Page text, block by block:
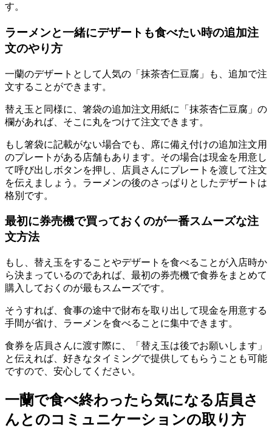
す。
ラーメンと一緒にデザートも食べたい時の追加注
文のやり方
一蘭のデザートとして人気の「抹茶杏仁豆腐」も、追加で注
文することができます。
替え玉と同様に、箸袋の追加注文用紙に「抹茶杏仁豆腐」の
欄があれば、そこに丸をつけて注文できます。
もし箸袋に記載がない場合でも、席に備え付けの追加注文用
のプレートがある店舗もあります。その場合は現金を用意し
て呼び出しボタンを押し、店員さんにプレートを渡して注文
を伝えましょう。 ラーメンの後のさっぱりとしたデザートは
格別です。
最初に券売機で買っておくのが一番スムーズな注
文方法
もし、替え玉をすることやデザートを食べることが入店時か
ら決まっているのであれば、 最初の券売機で食券をまとめて
購入しておくのが最もスムーズです。
そうすれば、食事の途中で財布を取り出して現金を用意する
手間が省け、ラーメンを食べることに集中できます。
食券を店員さんに渡す際に、「替え玉は後でお願いします」
と伝えれば、 好きなタイミングで提供してもらうことも可能
ですので、安心してください。
一蘭で食べ終わったら気になる店員さ
んとのコミュニケーションの取り方